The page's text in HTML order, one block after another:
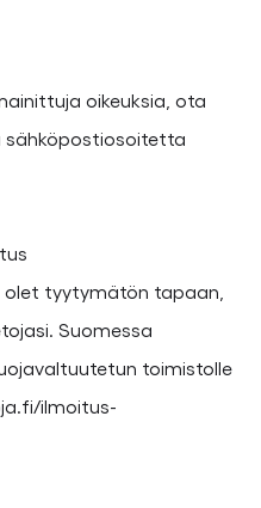
oikeuksia, ota
sähköpostiosoitetta
olet tyytymätön tapaan,
Suomessa
toimistolle
ilmoitus-